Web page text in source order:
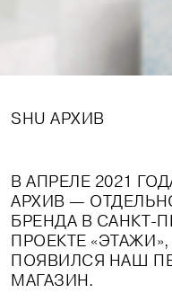
SHU АРХИВ
В АПРЕЛЕ 2021
АРХИВ —
БРЕНДА В САНКТ-
ПРОЕКТЕ «ЭТАЖИ»,
ПОЯВИЛСЯ НАШ
МАГАЗИН.